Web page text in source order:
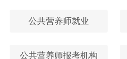
公共营养师就业
公共营养师报考机构